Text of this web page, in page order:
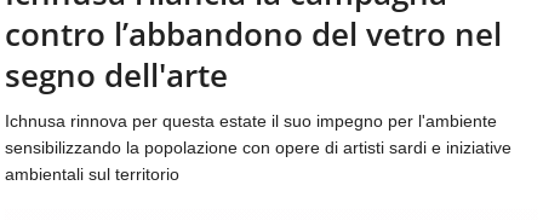
aggiornamenti
quotidiani
temi
come
ospitalità,
ristorazione,
CONTATTI
contro l’abbandono del vetro nel
segno dell'arte
Ichnusa rinnova per questa estate il suo impegno per l'ambiente
sensibilizzando la popolazione con opere di artisti sardi e iniziative
ambientali sul territorio